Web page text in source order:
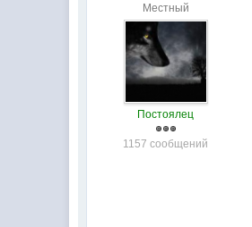
Местный
Постоялец
1157 сообщений